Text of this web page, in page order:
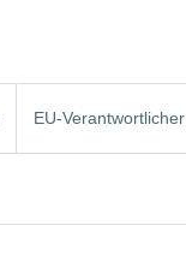
EU-Verantwortlicher